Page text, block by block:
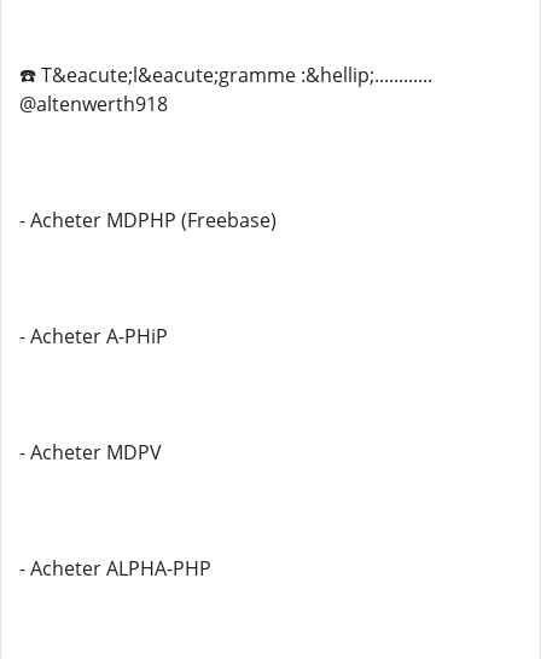
☎️ T&eacute;l&eacute;gramme :&hellip;............
@altenwerth918
- Acheter MDPHP (Freebase)
- Acheter A-PHiP
- Acheter MDPV
- Acheter ALPHA-PHP